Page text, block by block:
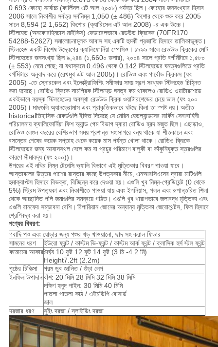
0.693 কোহো সর্বোচ্চ (কার্লিসল এট আল ২০০৮) পর্যন্ত ছিল। কোহোর জনসংখ্যার হিসাব
2006 সালে নিকাশীর সর্বত্র সর্বনিম্ন 1,050 (± 486) কিশোর থেকে শুরু করে 2005
সালে 8,594 (2 1,652) কিশোর (ক্যারিসেল এট আল 2008) -র এক উচ্চে।
স্টিলহেড (অনকোরহিনচাস মাইকিস) ফেডারেলভাবে রেডউড ক্রিকের (70FR170
54288-52627) সমালোচনামূলক আবাস সহ একটি হুমকী প্রজাতি হিসাবে তালিকাভুক্ত।
স্টিলহেড একটি বিশেষ উদ্বেগের ক্যালিফোর্নিয়া স্পেসিও। ১৯৯৯ সালে রেডউড ক্রিকের মোট
স্টিলহেডের জনসংখ্যা ছিল ৯,২৪৪ (১,660০ ডলার), ২০০৪ সালে প্রতি বর্গমিটারে ১,৫৮০
(± 553) নেমে গেছে; যা যথাক্রমে 0.496 থেকে 0.142 স্টিলহেডের ঘনত্বগুলিতে প্রতি
বর্গমিটারে অনুবাদ করে (রেখমুথ এট আল 2005)। রোডিও এবং গার্বোড ক্রিকস (ফং
2005) -তে স্নোরকেল এবং ইলেক্ট্রোফিশিং সমীক্ষার সময় স্বল্প সংখ্যক স্টিলহেড চিহ্নিত
করা হয়েছে। রোডিও ক্রিকে সামগ্রিক স্টিলহেড ঘনত্ব কম থাকলেও রোডিও ওয়াটারশেডে
একইভাবে বয়স্ক স্টিলহেডের অবস্থা রেডউড ক্রিক ওয়াটারশেডের চেয়ে ভাল (ফং ২০০
2005)। মাছগুলি অ্যানড্রোমাস এবং প্রাকৃতিকভাবে ঘটছে কিনা তা স্পষ্ট নয়। অতীত
historicalতিহাসিক রেকর্ডগুলি ইঙ্গিত দিয়েছে যে মেরিন হেডল্যান্ডসের মার্কিন সেনাবাহিনী
পরিচালনায় ক্যালিফোর্নিয়া ফিশ অ্যান্ড গেম বিভাগ দ্বারা রোডিও হ্রদ মজুত ছিল। এছাড়াও,
রোডিও লেগুন বছরের বেশিরভাগ সময় প্রশান্ত মহাসাগরে বন্ধ থাকে যা শীতকালে এবং
বসন্তের শেষের কয়েক সপ্তাহ থেকে কয়েক মাস পর্যন্ত খোলা থাকে। রোডিও ক্রিকে
স্টিলহেডের জন্য আবাসস্থল বেলে কম বা প্রচুর পরিমাণে বালুকী বা কাঁকুনিযুক্ত স্তরগুলির
কারণে সীমাবদ্ধ (ফং ২০০))।
উপরের এই নথির নিম্ন টেনেসি ভ্যালি বিভাগে এই মৃত্তিকার বিবরণ পাওয়া যাবে।
আস্তাবলের উত্তর পাশের রাস্তার কাছে উপত্যকার নীচে, এনআরসিএসের দ্বারা মাটিগুলি
হুমাক্যাপ্টস হিসাবে বিভক্ত, বিচ্ছিন্ন করে দেওয়া হয়। এগুলি খুব নিম্ন-গ্রেডিয়েন্ট (0 থেকে
5%) স্ট্রিম উপত্যকা এবং নিকাশীতে পাওয়া যায় এবং ইগনিয়াস, পলল এবং রূপান্তরিত শিলা
থেকে আচ্ছাদিত পলি জমাগুলির সমন্বয়ে গঠিত। এগুলি খুব খারাপভাবে জলাবদ্ধ মৃত্তিকা এবং
এগুলি রানফের সম্ভাবনা বেশি। রিপারিয়ান জোনের অন্যান্য মৃত্তিকা জেরোথেন্টস, ফিল হিসাবে
শ্রেণিবদ্ধ করা হয়।
পণ্যের বিবরণ:
গবাদি পশু এবং ঘোড়ার জন্য পশুর খড় খাওয়ানো, ছাদ সহ করাল ফিডার
সামনের ধরণ
ইউরো ফ্রন্ট / কাস্টম ভি-ফ্রন্ট / কাস্টম আর্ক ফ্রন্ট / ক্লাসিক হর্স স্টল ফ্রন্ট
কমোমের আকারদৈর্ঘ্য 10 ফুট 12 ফুট 14 ফুট (3 মি -4.2 মি)
Height7.2ft (2.2m)
পৃষ্ঠের চিকিত্সা
গরম ডুব জালিত / গুঁড়া লেপ
ইনফিল উপাদানবাঁশ: 20 মিমি 28 মিমি 32 মিমি 38 মিমি
দক্ষিণ হলুদ পাইন: 30 মিমি 40 মিমি
পাতলা পাতলা কাঠ / এইচডিপি বোসার্ড
জাল
দরজার ধরণ
সুইং দরজা / স্লাইডিং দরজা